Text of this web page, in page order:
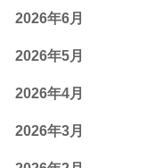
2026年6月
2026年5月
2026年4月
2026年3月